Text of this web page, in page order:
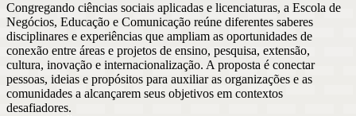
Congregando ciências sociais aplicadas e licenciaturas, a Escola de
Negócios, Educação e Comunicação reúne diferentes saberes
disciplinares e experiências que ampliam as oportunidades de
conexão entre áreas e projetos de ensino, pesquisa, extensão,
cultura, inovação e internacionalização. A proposta é conectar
pessoas, ideias e propósitos para auxiliar as organizações e as
comunidades a alcançarem seus objetivos em contextos
desafiadores.